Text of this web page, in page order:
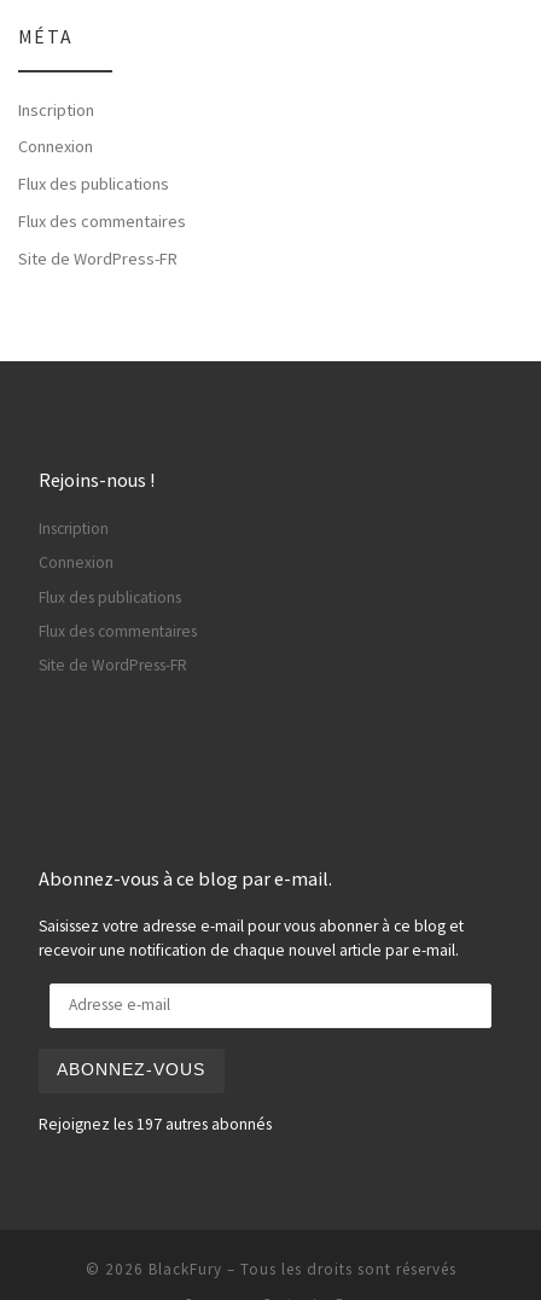
MÉTA
Inscription
Connexion
Flux des publications
Flux des commentaires
Site de WordPress-FR
Rejoins-nous !
Inscription
Connexion
Flux des publications
Flux des commentaires
Site de WordPress-FR
Abonnez-vous à ce blog par e-mail.
Saisissez votre adresse e-mail pour vous abonner à ce blog et
recevoir une notification de chaque nouvel article par e-mail.
ABONNEZ-VOUS
Rejoignez les 197 autres abonnés
© 2026 BlackFury – Tous les droits sont réservés